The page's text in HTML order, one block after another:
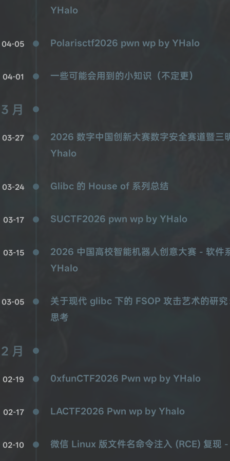
YHalo
04-05 Polarisctf2026 pwn wp by YHalo
04-01 一些可能会用到的小知识（不定更）
3 月
03-27
2026 数字中国创新大赛数字安全赛道暨
Yhalo
03-24 Glibc 的 House of 系列总结
03-17 SUCTF2026 pwn wp by YHalo
03-15
2026 中国高校智能机器人创意大赛 - 软件
YHalo
03-05
关于现代 glibc 下的 FSOP 攻击艺术的研
思考
2 月
02-19 0xfunCTF2026 Pwn wp by YHalo
02-17 LACTF2026 Pwn wp by Yhalo
02-10 微信 Linux 版文件名命令注入 (RCE) 复现